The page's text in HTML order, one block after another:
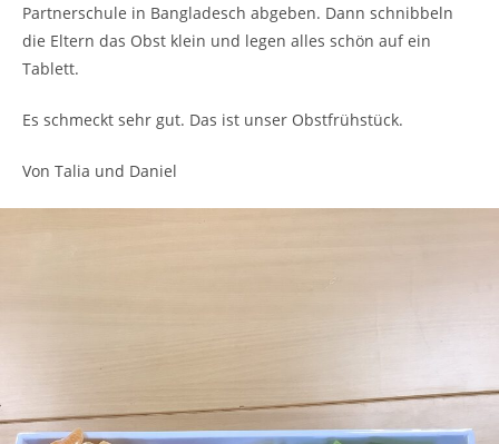
Partnerschule in Bangladesch abgeben. Dann schnibbeln
die Eltern das Obst klein und legen alles schön auf ein
Tablett.
Es schmeckt sehr gut. Das ist unser Obstfrühstück.
Von Talia und Daniel